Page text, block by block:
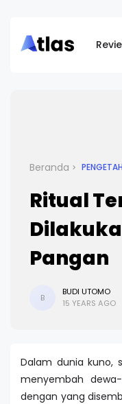
Beranda
Ritual
Pangan
B
BUDI UTOMO
15 YEARS AGO
Dalam dunia kuno,
menyembah
dengan yang